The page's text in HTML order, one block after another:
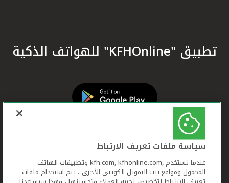
تطبيق "KFHOnline" للهواتف الذكية
سياسة ملفات تعريف الارتباط
عندما تستخدم ,kfh.com, kfhonline.com وتطبيقات الهاتف
المحمول ومواقع بيت التمويل الكويتي الأخرى ، يتم استخدام ملفات